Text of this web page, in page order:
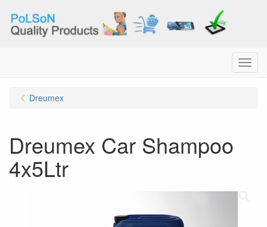
Menu
Dreumex
Dreumex Car Shampoo
4x5Ltr